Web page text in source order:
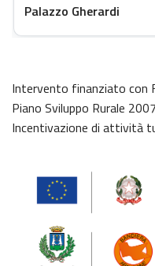
Palazzo Gherardi
Intervento finanziato con
Piano Sviluppo Rurale
Incentivazione di attività